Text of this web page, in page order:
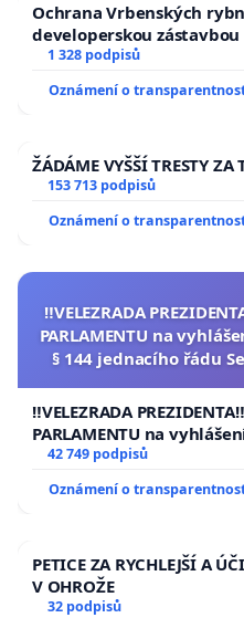
Ochrana Vrbenských
developerskou zástavbou
1 328 podpisů
Oznámení o
ŽÁDÁME VYŠŠÍ TRESTY
153 713 podpisů
Oznámení o
‼️VELEZRADA
PARLAMENTU na
§ 144 jednacího řádu
‼️VELEZRADA
PARLAMENTU na
144 jednacího řádu
usnesení k podání
republiky
42 749 podpisů
Oznámení o
PETICE ZA RYCHLEJŠÍ A
V OHROŽE
32 podpisů